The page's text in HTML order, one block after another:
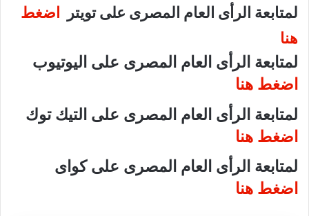
لمتابعة الرأى العام المصرى على تويتر
اضغط
هنا
لمتابعة الرأى العام المصرى على اليوتيوب
اضغط هنا
لمتابعة الرأى العام المصرى على التيك توك
اضغط هنا
لمتابعة الرأى العام المصرى على كواى
اضغط هنا